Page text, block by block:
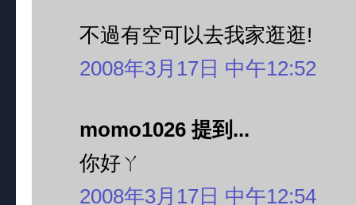
不過有空可以去我家逛逛!
2008年3月17日 中午12:52
momo1026 提到...
你好ㄚ
2008年3月17日 中午12:54